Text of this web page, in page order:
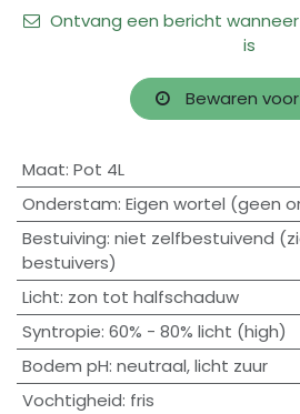
Ontvang een bericht
is
Bewaren
Maat: Pot 4L
Onderstam: Eigen wortel (geen
Bestuiving: niet zelfbestuivend
bestuivers)
Licht: zon tot halfschaduw
Syntropie: 60% - 80% licht (high)
Bodem pH: neutraal,licht zuur
Vochtigheid: fris